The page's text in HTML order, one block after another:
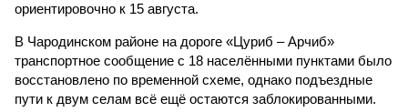
ориентировочно к 15 августа.
В Чародинском районе на дороге «Цуриб – Арчиб»
транспортное сообщение с 18 населёнными пунктами было
восстановлено по временной схеме, однако подъездные
пути к двум селам всё ещё остаются заблокированными.